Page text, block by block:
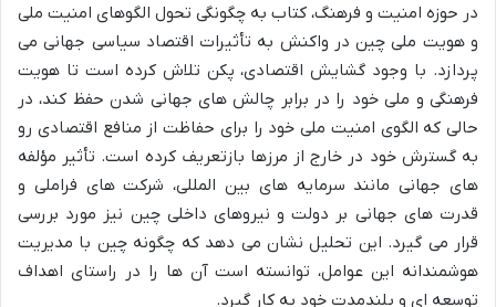
در حوزه امنیت و فرهنگ، کتاب به چگونگی تحول الگوهای امنیت ملی
و هویت ملی چین در واکنش به تأثیرات اقتصاد سیاسی جهانی می
پردازد. با وجود گشایش اقتصادی، پکن تلاش کرده است تا هویت
فرهنگی و ملی خود را در برابر چالش های جهانی شدن حفظ کند، در
حالی که الگوی امنیت ملی خود را برای حفاظت از منافع اقتصادی رو
به گسترش خود در خارج از مرزها بازتعریف کرده است. تأثیر مؤلفه
های جهانی مانند سرمایه های بین المللی، شرکت های فراملی و
قدرت های جهانی بر دولت و نیروهای داخلی چین نیز مورد بررسی
قرار می گیرد. این تحلیل نشان می دهد که چگونه چین با مدیریت
هوشمندانه این عوامل، توانسته است آن ها را در راستای اهداف
توسعه ای و بلندمدت خود به کار گیرد.